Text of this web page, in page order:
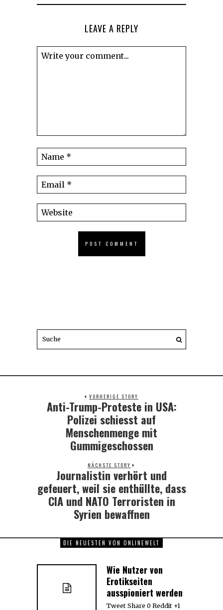
LEAVE A REPLY
VORHERIGE STORY
Previous
post:
Anti-Trump-Proteste in USA:
Polizei schiesst auf
Menschenmenge mit
Gummigeschossen
NÄCHSTE STORY
Next
Journalistin verhört und
gefeuert, weil sie enthüllte, dass
CIA und NATO Terroristen in
Syrien bewaffnen
DIE NEUESTEN VON ONLINEWELT
Wie Nutzer von
Erotikseiten
ausspioniert werden
Tweet Share 0 Reddit +1